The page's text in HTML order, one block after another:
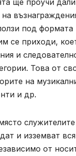
под
се приходи,
и
Това от
на
и др.
служителите
и изземват
от